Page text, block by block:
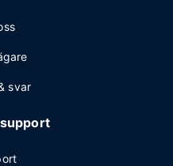
svar